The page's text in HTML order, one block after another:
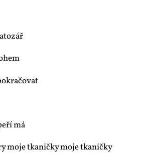
má
mo­je tka­nič­ky mo­je tka­nič­ky